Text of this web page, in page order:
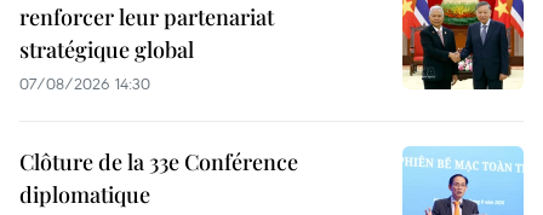
renforcer leur partenariat
stratégique global
07/08/2026 14:30
Clôture de la 33e Conférence
diplomatique